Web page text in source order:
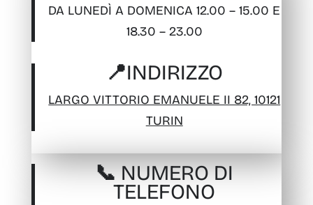
DA LUNEDÌ A DOMENICA 12.00 – 15.00 E
18.30 – 23.00
📍INDIRIZZO
LARGO VITTORIO EMANUELE II 82, 10121
TURIN
📞 NUMERO DI
TELEFONO